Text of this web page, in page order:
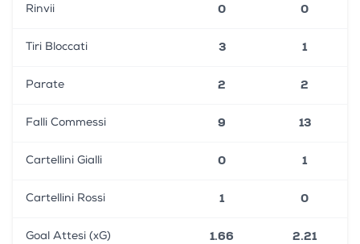
Rinvii 0 0
Tiri Bloccati 3 1
Parate 2 2
Falli Commessi 9 13
Cartellini Gialli 0 1
Cartellini Rossi 1 0
Goal Attesi (xG) 1.66 2.21